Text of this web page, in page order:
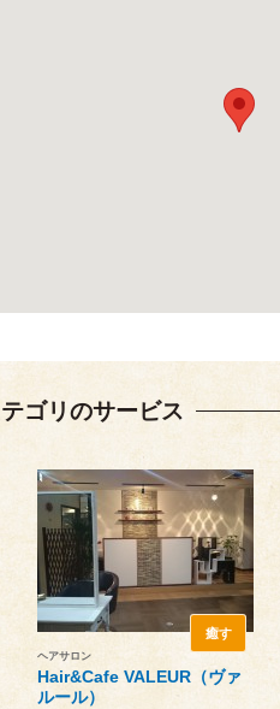
ゴリのサービス
ヘアサロン
Hair&Cafe VALEUR（ヴァ
ルール）
癒す